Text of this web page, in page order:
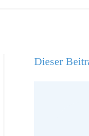
Dieser